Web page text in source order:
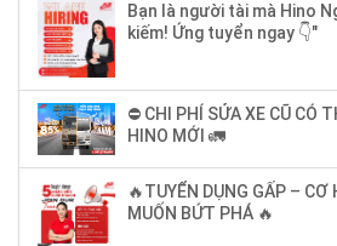
Bạn là người tài mà Hino
kiếm! Ứng tuyển ngay 👇"
⛔ CHI PHÍ SỬA XE CŨ CÓ
HINO MỚI 🚛
🔥TUYỂN DỤNG GẤP – CƠ
MUỐN BỨT PHÁ 🔥